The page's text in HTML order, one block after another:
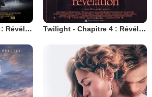
Twilight - Chapitre 5 : Révélation 2e partie Twilight - Chapitre 4 : Révélation 1ère partie